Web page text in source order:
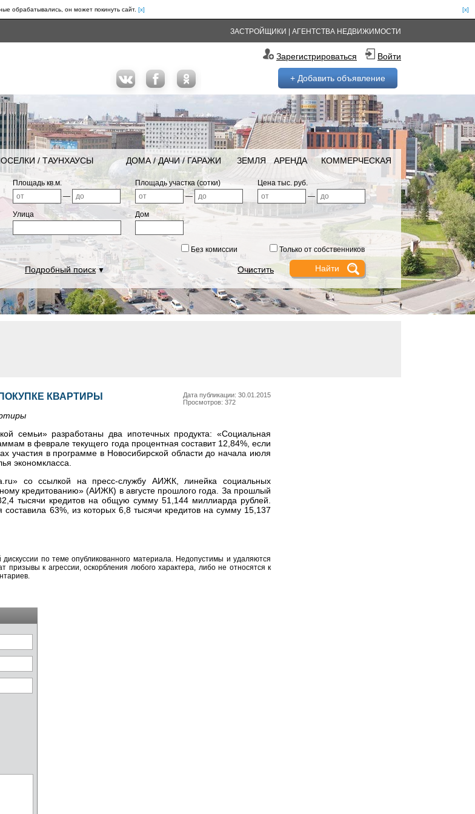
обрабатывались, он может покинуть сайт. [x]
[x]
ЗАСТРОЙЩИКИ АГЕНТСТВА НЕДВИЖИМОСТИ
Зарегистрироваться Войти
+ Добавить объявление
/ ТАУНХАУСЫ ДОМА / ДАЧИ / ГАРАЖИ ЗЕМЛЯ АРЕНДА КОММЕРЧЕСКАЯ
Площадь кв.м.
—
Площадь участка (сотки)
—
Цена тыс. руб.
—
Улица Дом
Без комиссии Только от собственников
Подробный поиск▼ Очистить
Дата публикации: 30.01.2015
Просмотров: 372
КВАРТИРЫ
семьи» разработаны два ипотечных продукта: «Социальная
в феврале текущего года процентная составит 12,84%, если
в программе в Новосибирской области до начала июля
экономкласса.
со ссылкой на пресс-службу АИЖК, линейка социальных
кредитованию» (АИЖК) в августе прошлого года. За прошлый
тысячи кредитов на общую сумму 51,144 миллиарда рублей.
63%, из которых 6,8 тысячи кредитов на сумму 15,137
по теме опубликованного материала. Недопустимы и удаляются
к агрессии, оскорбления любого характера, либо не относятся к